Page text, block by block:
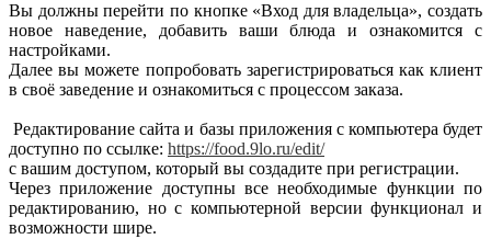
Вы должны перейти по кнопке «Вход для владельца», создать
новое наведение, добавить ваши блюда и ознакомится с
настройками.
Далее вы можете попробовать зарегистрироваться как клиент
в своё заведение и ознакомиться с процессом заказа.
Редактирование сайта и базы приложения с компьютера будет
доступно по ссылке: https://food.9lo.ru/edit/
с вашим доступом, который вы создадите при регистрации.
Через приложение доступны все необходимые функции по
редактированию, но с компьютерной версии функционал и
возможности шире.